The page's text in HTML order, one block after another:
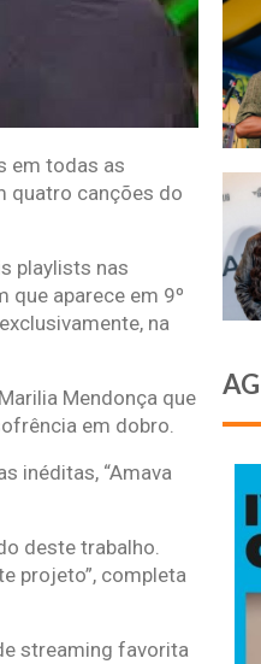
em todas as
quatro canções do
playlists nas
que aparece em 9º
na
Mendonça que
em dobro.
inéditas, “Amava
deste trabalho.
projeto”, completa
streaming favorita